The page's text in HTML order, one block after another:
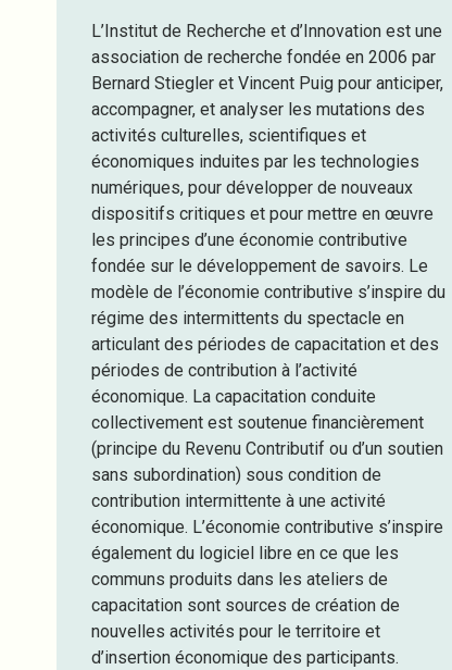
L’Institut de Recherche et d’Innovation est une
association de recherche fondée en 2006 par
Bernard Stiegler et Vincent Puig pour anticiper,
accompagner, et analyser les mutations des
activités culturelles, scientifiques et
économiques induites par les technologies
numériques, pour développer de nouveaux
dispositifs critiques et pour mettre en œuvre
les principes d’une économie contributive
fondée sur le développement de savoirs. Le
modèle de l’économie contributive s’inspire du
régime des intermittents du spectacle en
articulant des périodes de capacitation et des
périodes de contribution à l’activité
économique. La capacitation conduite
collectivement est soutenue financièrement
(principe du Revenu Contributif ou d’un soutien
sans subordination) sous condition de
contribution intermittente à une activité
économique. L’économie contributive s’inspire
également du logiciel libre en ce que les
communs produits dans les ateliers de
capacitation sont sources de création de
nouvelles activités pour le territoire et
d’insertion économique des participants.